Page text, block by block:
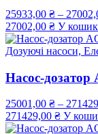
25933,00 ₴ –
27002,00 ₴ У кошик
Дозуючі насоси,
Насос-
25001,00 ₴ –
271429,00 ₴ У